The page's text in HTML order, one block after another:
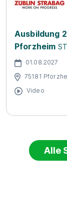
Ausbildung
Pforzheim
01.08.2027
75181
Video
Alle